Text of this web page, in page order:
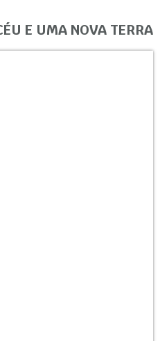
E UMA NOVA TERRA